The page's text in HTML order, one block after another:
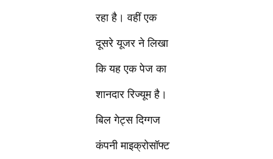
रहा है। वहीं एक
दूसरे यूजर ने लिखा
कि यह एक पेज का
शानदार रिज्यूम है।
बिल गेट्स दिग्गज
कंपनी माइक्रोसॉफ्ट